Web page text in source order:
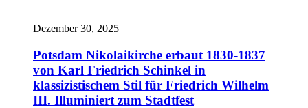
Dezember 30, 2025
Potsdam Nikolaikirche erbaut 1830-1837
von Karl Friedrich Schinkel in
klassizistischem Stil für Friedrich Wilhelm
III. Illuminiert zum Stadtfest